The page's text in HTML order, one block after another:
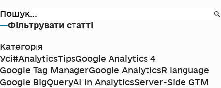
Фільтрувати статті
Категорія
Усі#AnalyticsTipsGoogle Analytics 4
Google Tag ManagerGoogle AnalyticsR language
Google BigQueryAI in AnalyticsServer-Side GTM